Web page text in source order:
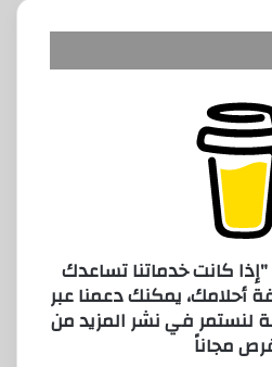
كانت خدماتنا تساعدك
أحلامك، يمكنك دعمنا عبر
في نشر المزيد من
مجاناً